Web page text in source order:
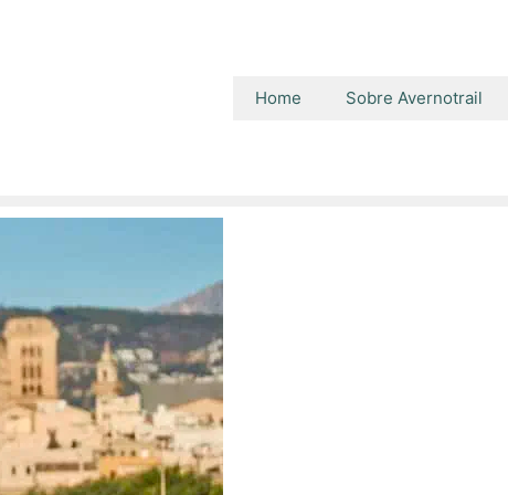
Home
Sobre Avernotrail